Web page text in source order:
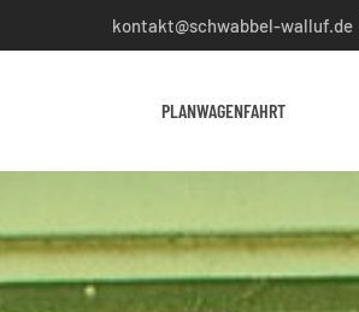
kontakt@schwabbel-walluf.de
PLANWAGENFAHRT